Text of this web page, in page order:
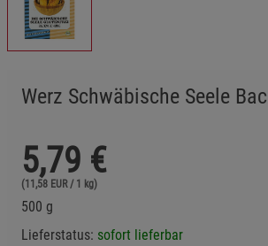
Werz Schwäbische Seele
5,79 €
(11,58 EUR / 1 kg)
500 g
Lieferstatus: sofort lieferbar